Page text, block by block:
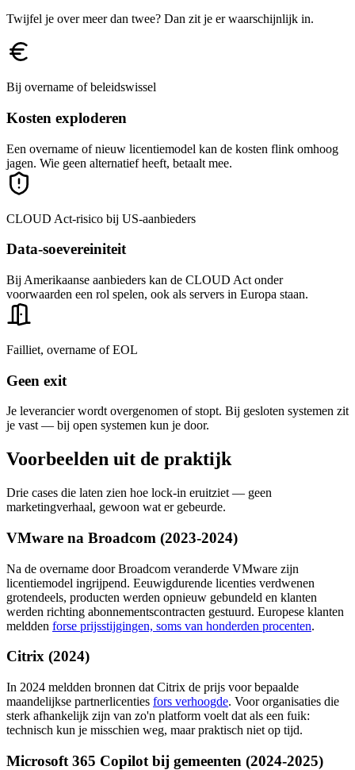
Twijfel je over meer dan twee? Dan zit je er waarschijnlijk in.
Bij overname of beleidswissel
Kosten exploderen
Een overname of nieuw licentiemodel kan de kosten flink omhoog
jagen. Wie geen alternatief heeft, betaalt mee.
CLOUD Act-risico bij US-aanbieders
Data-soevereiniteit
Bij Amerikaanse aanbieders kan de CLOUD Act onder
voorwaarden een rol spelen, ook als servers in Europa staan.
Failliet, overname of EOL
Geen exit
Je leverancier wordt overgenomen of stopt. Bij gesloten systemen zit
je vast — bij open systemen kun je door.
Voorbeelden uit de praktijk
Drie cases die laten zien hoe lock-in eruitziet — geen
marketingverhaal, gewoon wat er gebeurde.
VMware na Broadcom (2023-2024)
Na de overname door Broadcom veranderde VMware zijn
licentiemodel ingrijpend. Eeuwigdurende licenties verdwenen
grotendeels, producten werden opnieuw gebundeld en klanten
werden richting abonnementscontracten gestuurd. Europese klanten
meldden forse prijsstijgingen, soms van honderden procenten.
Citrix (2024)
In 2024 meldden bronnen dat Citrix de prijs voor bepaalde
maandelijkse partnerlicenties fors verhoogde. Voor organisaties die
sterk afhankelijk zijn van zo'n platform voelt dat als een fuik:
technisch kun je misschien weg, maar praktisch niet op tijd.
Microsoft 365 Copilot bij gemeenten (2024-2025)